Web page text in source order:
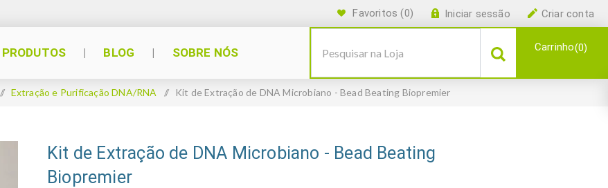
Criar conta
Iniciar sessão
Favoritos (0)
PRODUTOS BLOG SOBRE NÓS Carrinho 0
/ Extração e Purificação DNA/RNA / Kit de Extração de DNA Microbiano - Bead Beating Biopremier
Kit de Extração de DNA Microbiano - Bead Beating
Biopremier